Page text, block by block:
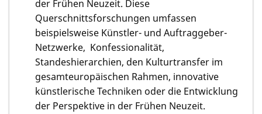
der Frühen Neuzeit. Diese
Querschnittsforschungen umfassen
beispielsweise Künstler- und Auftraggeber-
Netzwerke, Konfessionalität,
Standeshierarchien, den Kulturtransfer im
gesamteuropäischen Rahmen, innovative
künstlerische Techniken oder die Entwicklung
der Perspektive in der Frühen Neuzeit.